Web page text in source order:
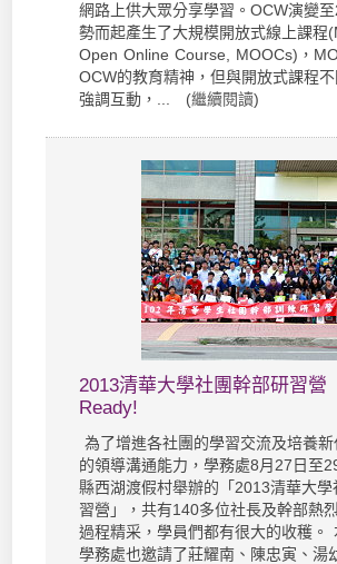
網路上供大眾分享學習。OCW演變
勢而起產生了大規模開放式線上課程
Open Online Course, MOOCs)，
OCW的教育精神，但與開放式課程
強調互動，... (繼續閱讀)
2013清華大學社團幹部研習
Ready!
為了增進各社團的學習交流及培養
的領導溝通能力，學務處8月27日至
縣西湖渡假村舉辦的「2013清華大學
習營」，共有140多位社長及幹部熱
過程精采，學員們都有很大的收穫。
學務處也邀請了莊耀南、陳忠寅、湯